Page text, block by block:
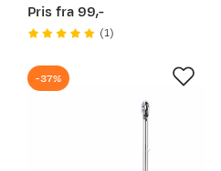
price
Pris fra 99,-
(1)
-37%